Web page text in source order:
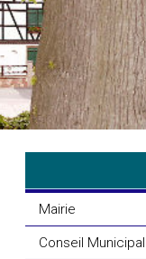
Mairie
Conseil Municipal